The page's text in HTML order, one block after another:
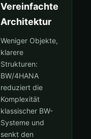
Vereinfachte
Architektur
Weniger Objekte,
klarere
Strukturen:
BW/4HANA
reduziert die
Komplexität
klassischer BW-
Systeme und
senkt den